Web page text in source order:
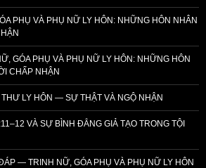
PHỤ VÀ PHỤ NỮ LY HÔN: NHỮNG HÔN NHÂN
GÓA PHỤ VÀ PHỤ NỮ LY HÔN: NHỮNG HÔN
CHẤP NHẬN
LY HÔN — SỰ THẬT VÀ NGỘ NHẬN
VÀ SỰ BÌNH ĐẲNG GIẢ TẠO TRONG TỘI
— TRINH NỮ, GÓA PHỤ VÀ PHỤ NỮ LY HÔN